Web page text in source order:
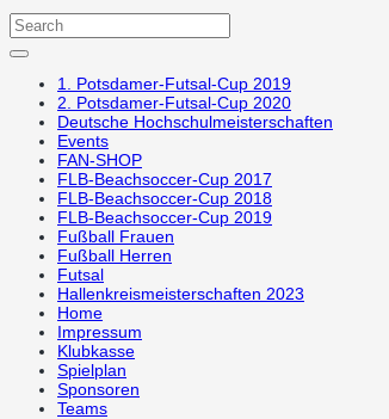
1. Potsdamer-Futsal-Cup 2019
2. Potsdamer-Futsal-Cup 2020
Deutsche Hochschulmeisterschaften
Events
FAN-SHOP
FLB-Beachsoccer-Cup 2017
FLB-Beachsoccer-Cup 2018
FLB-Beachsoccer-Cup 2019
Fußball Frauen
Fußball Herren
Futsal
Hallenkreismeisterschaften 2023
Home
Impressum
Klubkasse
Spielplan
Sponsoren
Teams